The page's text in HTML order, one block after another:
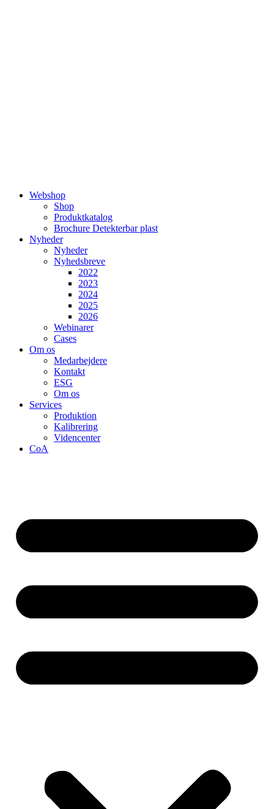
Webshop
Shop
Produktkatalog
Brochure Detekterbar plast
Nyheder
Nyheder
Nyhedsbreve
2022
2023
2024
2025
2026
Webinarer
Cases
Om os
Medarbejdere
Kontakt
ESG
Om os
Services
Produktion
Kalibrering
Videncenter
CoA